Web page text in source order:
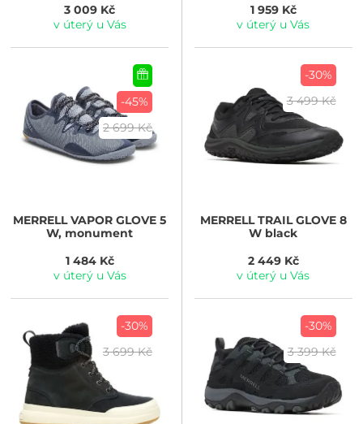
3 009 Kč
v úterý u Vás
1 959 Kč
v úterý u Vás
-45%
2 699 Kč
MERRELLVAPOR GLOVE 5
W, monument
1 484 Kč
v úterý u Vás
-30%
3 499 Kč
MERRELLTRAIL GLOVE 8
W black
2 449 Kč
v úterý u Vás
-30%
3 699 Kč
-30%
3 399 Kč